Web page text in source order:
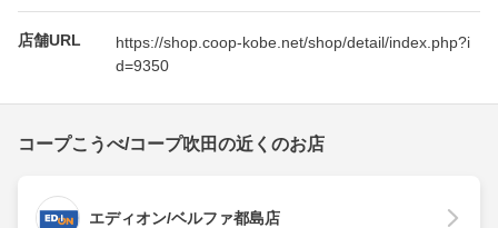
店舗URL
https://shop.coop-kobe.net/shop/detail/index.php?i
d=9350
コープこうべ/コープ吹田の近くのお店
エディオン/ベルファ都島店